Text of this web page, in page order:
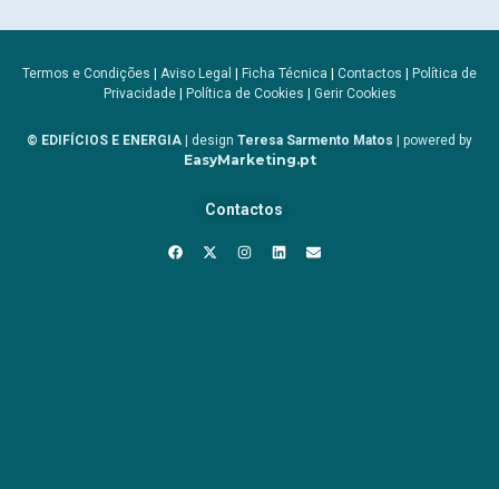
Termos e Condições | Aviso Legal | Ficha Técnica | Contactos | Política de
Privacidade| Política de Cookies | Gerir Cookies
© EDIFÍCIOS E ENERGIA | design Teresa Sarmento Matos | powered by
EasyMarketing.pt
Contactos